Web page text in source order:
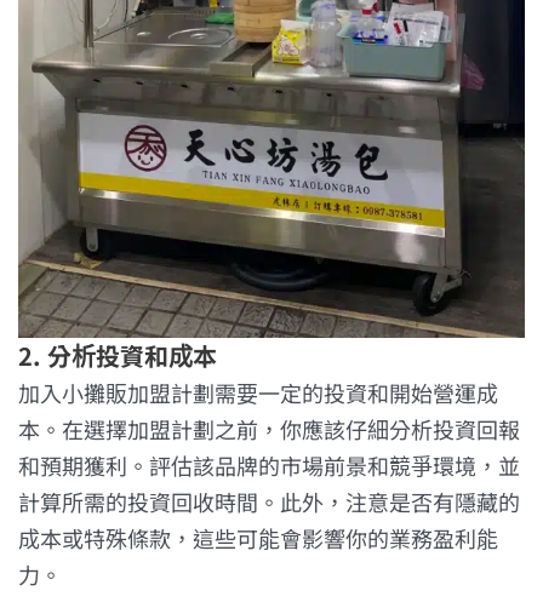
2. 分析投資和成本
加入小攤販加盟計劃需要一定的投資和開始營運成
本。在選擇加盟計劃之前，你應該仔細分析投資回報
和預期獲利。評估該品牌的市場前景和競爭環境，並
計算所需的投資回收時間。此外，注意是否有隱藏的
成本或特殊條款，這些可能會影響你的業務盈利能
力。